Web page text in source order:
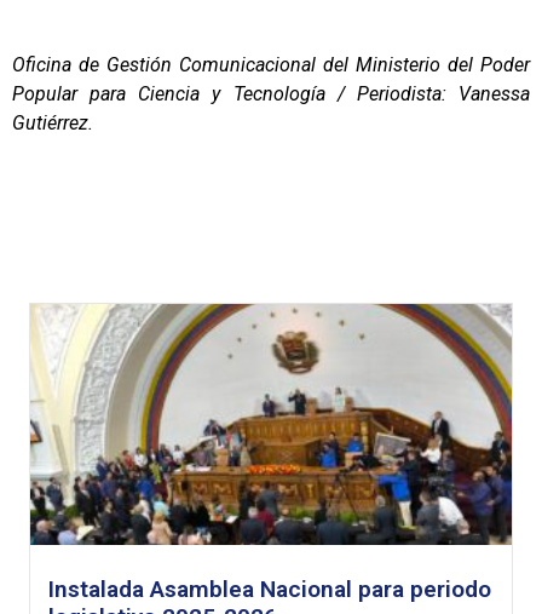
Oficina de Gestión Comunicacional del Ministerio del Poder
Popular para Ciencia y Tecnología / Periodista: Vanessa
Gutiérrez.
Instalada Asamblea Nacional para periodo